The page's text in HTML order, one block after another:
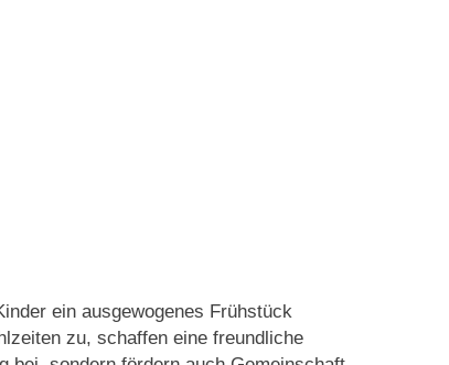
ein ausgewogenes Frühstück
zu, schaffen eine freundliche